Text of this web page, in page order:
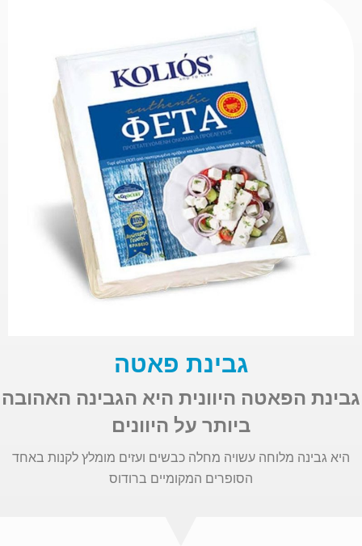
גבינת פאטה
גבינת הפאטה היוונית היא הגבינה האהובה
ביותר על היוונים
היא גבינה מלוחה עשויה מחלה כבשים ועזים מומלץ לקנות באחד
הסופרים המקומיים ברודוס